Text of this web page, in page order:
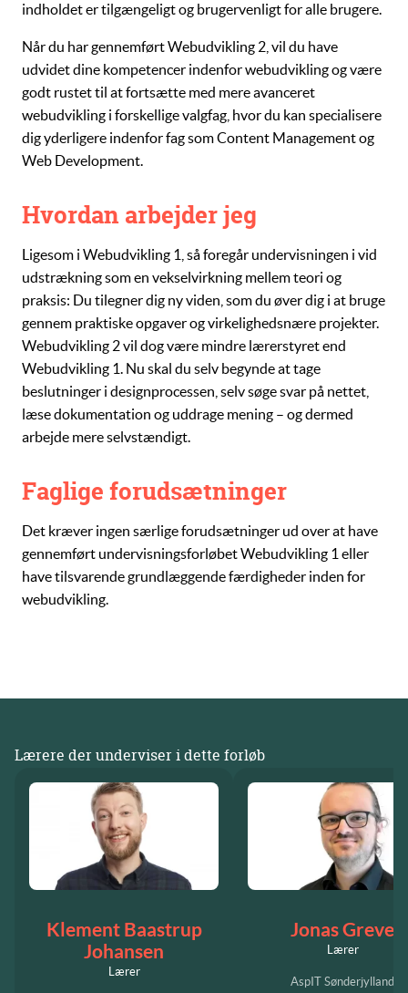
indholdet er tilgængeligt og brugervenligt for alle brugere.
Når du har gennemførtWebudvikling 2 , vil du have
udvidet dine kompetencer indenfor webudvikling og være
godt rustet til at fortsætte med mere avanceret
webudvikling i forskellige valgfag, hvor du kan specialisere
dig yderligere indenfor fag somContent Managementog
Web Development.
Hvordan arbejder jeg
Ligesom i Webudvikling 1 , så foregår undervisningen i vid
udstrækning som en vekselvirkning mellem teori og
praksis: Du tilegner dig ny viden, som du øver dig i at bruge
gennem praktiske opgaver og virkelighedsnære projekter.
Webudvikling 2vil dog være mindre lærerstyret end
Webudvikling 1 . Nu skal du selv begynde at tage
beslutninger i designprocessen, selv søge svar på nettet,
læse dokumentation og uddrage mening – og dermed
arbejde mere selvstændigt.
Faglige forudsætninger
Det kræver ingen særlige forudsætninger ud over at have
gennemført undervisningsforløbetWebudvikling 1 eller
have tilsvarende grundlæggende færdigheder inden for
webudvikling.
Lærere der underviser i dette forløb
Klement Baastrup
Johansen
Lærer
Jonas Greve
Lærer
AspIT Sønderjylland